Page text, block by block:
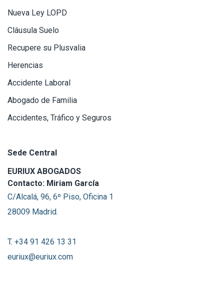
Nueva Ley LOPD
Cláusula Suelo
Recupere su Plusvalia
Herencias
Accidente Laboral
Abogado de Familia
Accidentes, Tráfico y Seguros
Sede Central
EURIUX ABOGADOS
Contacto: Miriam García
C/Alcalá, 96, 6º Piso, Oficina 1
28009 Madrid.
T. +34 91 426 13 31
euriux@euriux.com